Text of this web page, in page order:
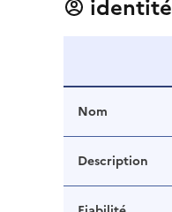
identité
Nom
Description